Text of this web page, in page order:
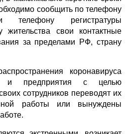
сообщить по телефону
телефону регистратуры
жительства свои контактные
за пределами РФ, страну
коронавируса
и предприятия с целью
сотрудников переводят их
работы или вынуждены